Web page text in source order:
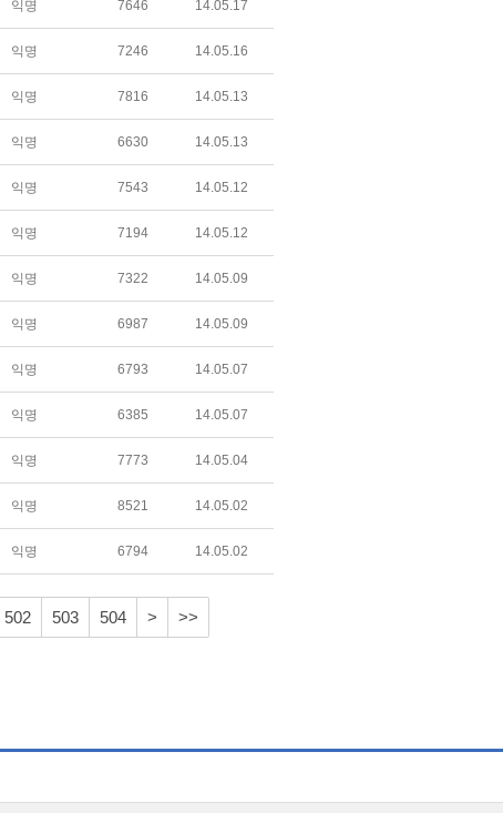
익명 7646 14.05.17
익명 7246 14.05.16
익명 7816 14.05.13
익명 6630 14.05.13
익명 7543 14.05.12
익명 7194 14.05.12
익명 7322 14.05.09
익명 6987 14.05.09
익명 6793 14.05.07
익명 6385 14.05.07
익명 7773 14.05.04
익명 8521 14.05.02
익명 6794 14.05.02
502 503 504 > >>